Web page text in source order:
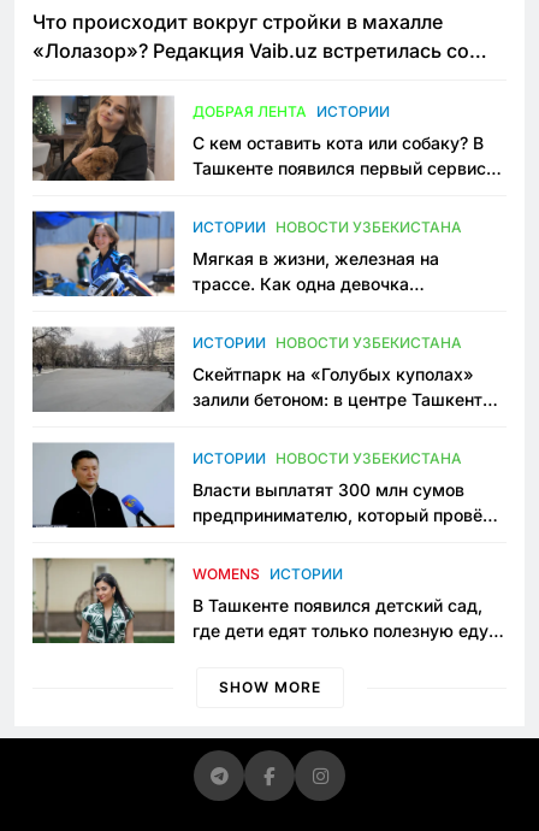
Что происходит вокруг стройки в махалле
«Лолазор»? Редакция Vaib.uz встретилась со
ДОБРАЯ ЛЕНТА ИСТОРИИ
С кем оставить кота или собаку? В
Ташкенте появился первый сервис
ИСТОРИИ НОВОСТИ УЗБЕКИСТАНА
Мягкая в жизни, железная на
трассе. Как одна девочка
Узбекистане
ИСТОРИИ НОВОСТИ УЗБЕКИСТАНА
Скейтпарк на «Голубых куполах»
залили бетоном: в центре Ташкента
пространство
ИСТОРИИ НОВОСТИ УЗБЕКИСТАНА
Власти выплатят 300 млн сумов
предпринимателю, который провёл
приговору
WOMENS ИСТОРИИ
В Ташкенте появился детский сад,
где дети едят только полезную еду.
просить «кашу без сахара»
SHOW MORE